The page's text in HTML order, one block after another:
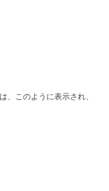
、このように表示され、